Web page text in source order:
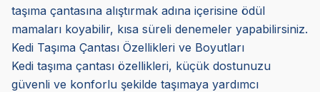
taşıma çantasına alıştırmak adına içerisine ödül
mamaları koyabilir, kısa süreli denemeler yapabilirsiniz.
Kedi Taşıma Çantası Özellikleri ve Boyutları
Kedi taşıma çantası özellikleri, küçük dostunuzu
güvenli ve konforlu şekilde taşımaya yardımcı